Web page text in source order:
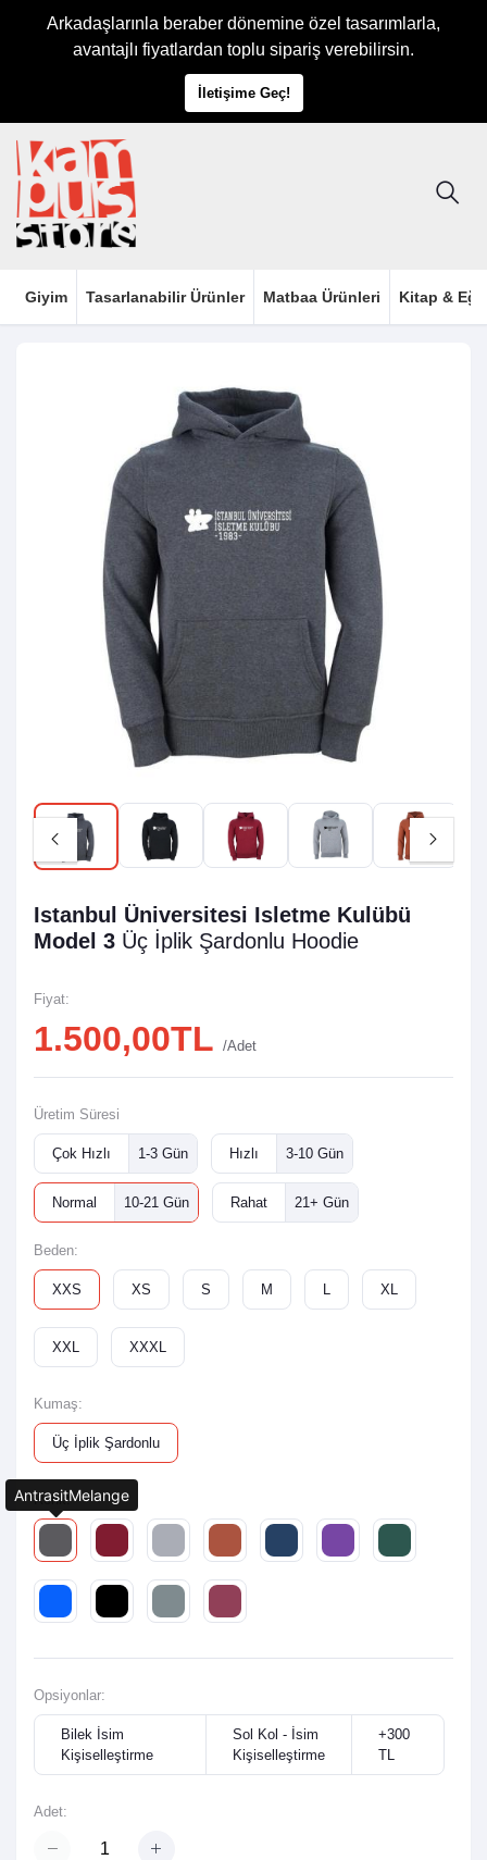
Arkadaşlarınla beraber dönemine özel tasarımlarla,
avantajlı fiyatlardan toplu sipariş verebilirsin.
İletişime Geç!
Giyim Tasarlanabilir Ürünler Matbaa Ürünleri Kitap &
Istanbul Üniversitesi Isletme Kulübü
Model 3 Üç İplik Şardonlu Hoodie
Fiyat:
1.500,00TL /Adet
Üretim Süresi
Çok Hızlı 1-3 Gün Hızlı 3-10 Gün
Normal 10-21 Gün Rahat 21+ Gün
Beden:
XXS XS S M L XL
XXL XXXL
Kumaş:
Üç İplik Şardonlu
Renk:
Opsiyonlar:
Bilek İsim
Kişiselleştirme
Sol Kol - İsim
Kişiselleştirme
+300
TL
Adet:
AntrasitMelange